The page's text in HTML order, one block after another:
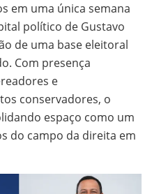
em uma única semana
político de Gustavo
de uma base eleitoral
Com presença
e
conservadores, o
espaço como um
do campo da direita em